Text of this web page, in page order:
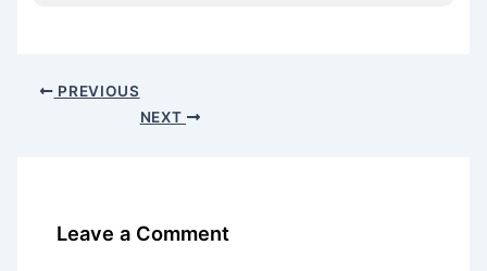
PREVIOUS
NEXT
Leave a Comment